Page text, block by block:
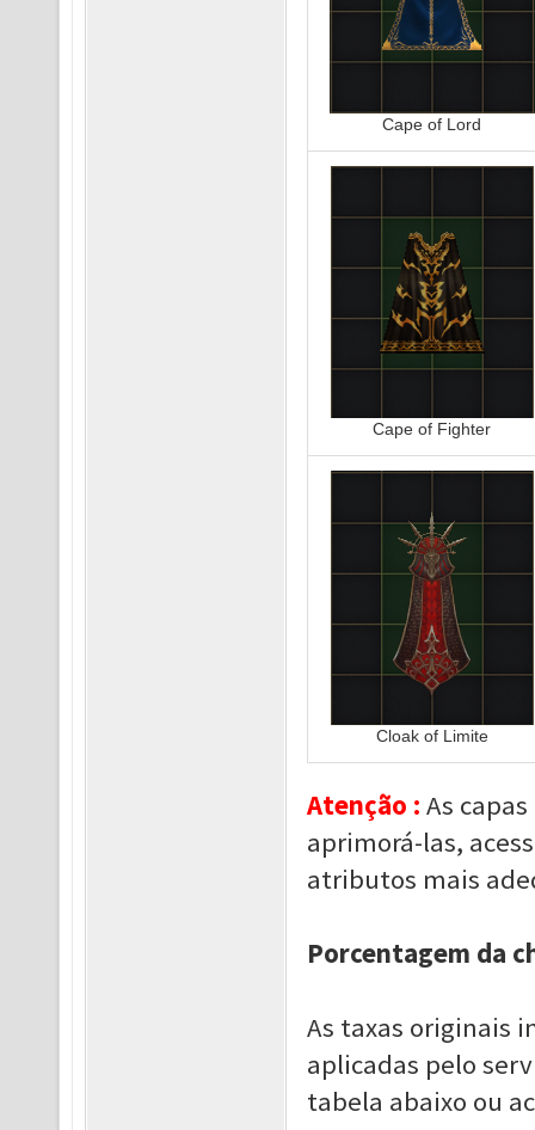
Cape of Lord
Cape of Fighter
Cloak of Limite
Atenção : As
aprimorá-las,
atributos mais
Porcentagem da
As taxas originais
aplicadas pelo
tabela abaixo ou